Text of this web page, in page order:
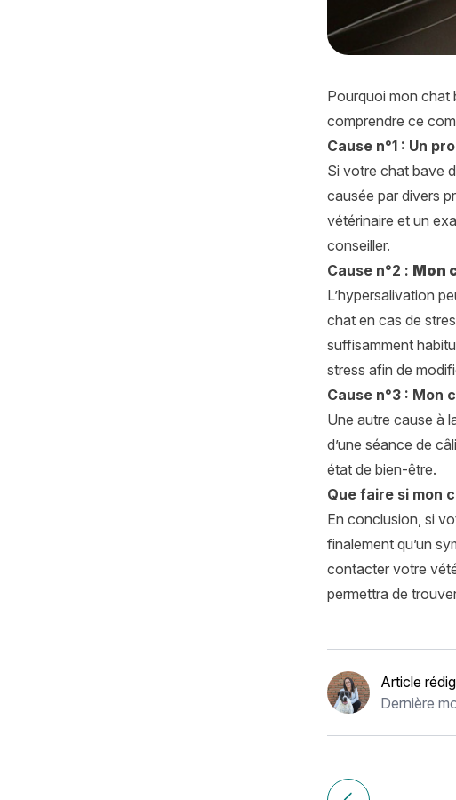
Pourquoi mon chat
comprendre ce
Cause n°1 : Un
Si votre chat bave
causée par divers
vétérinaire et un
conseiller.
Cause n°2 : Mon
L’hypersalivation
chat en cas de
suffisamment
stress afin de
Cause n°3 : Mon
Une autre cause à
d’une séance de
état de bien-être.
Que faire si mon
En conclusion, si
finalement qu’un
contacter votre
permettra de
Article
Dernière
Navigation